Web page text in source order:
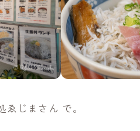
じまさん で。